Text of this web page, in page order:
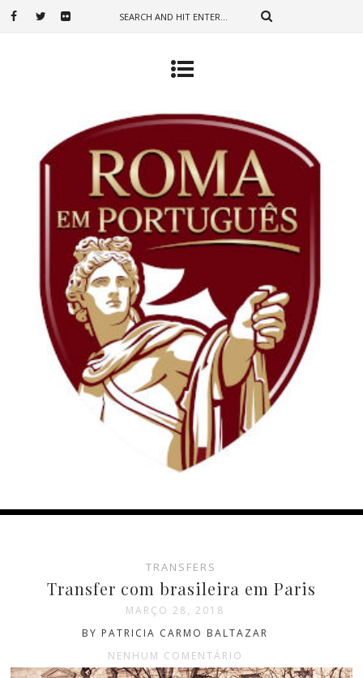
TRANSFERS
Transfer com brasileira em Paris
MARÇO 28, 2018
BY PATRICIA CARMO BALTAZAR
NENHUM COMENTÁRIO